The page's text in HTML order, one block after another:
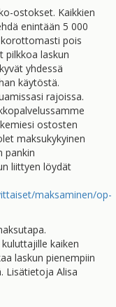
ostokset. Kaikkien
enintään 5 000
pois
pilkkoa laskun
yhdessä
käytöstä.
rajoissa.
ostosten
maksukykyinen
pankin
liittyen löydät
maksaminen/op-
kaiken
laskun pienempiin
Lisätietoja Alisa